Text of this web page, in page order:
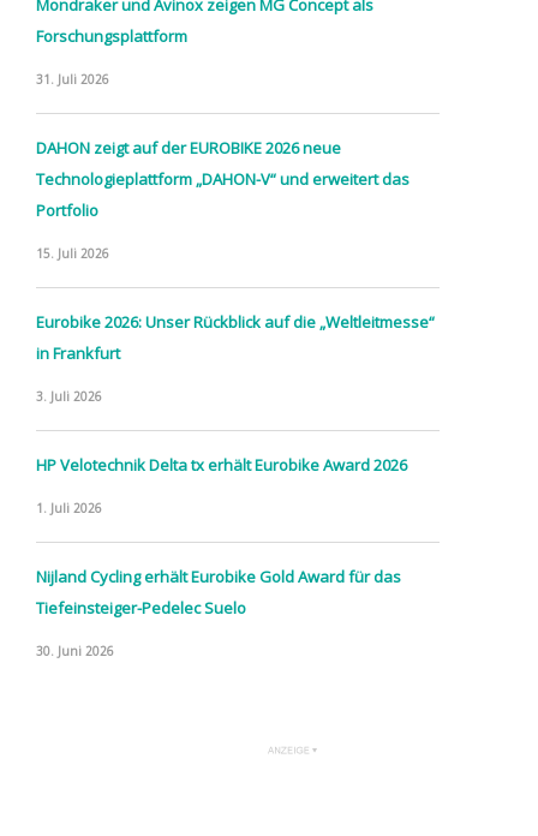
Mondraker und Avinox zeigen MG Concept als
Forschungsplattform
31. Juli 2026
DAHON zeigt auf der EUROBIKE 2026 neue
Technologieplattform „DAHON-V“ und erweitert das
Portfolio
15. Juli 2026
Eurobike 2026: Unser Rückblick auf die „Weltleitmesse“
in Frankfurt
3. Juli 2026
HP Velotechnik Delta tx erhält Eurobike Award 2026
1. Juli 2026
Nijland Cycling erhält Eurobike Gold Award für das
Tiefeinsteiger-Pedelec Suelo
30. Juni 2026